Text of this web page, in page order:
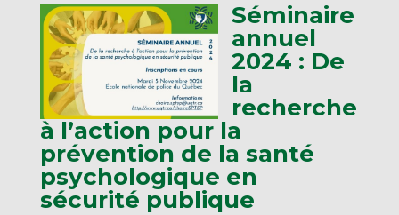
Séminaire
annuel
2024 : De
la
recherche
à l’action pour la
prévention de la santé
psychologique en
sécurité publique